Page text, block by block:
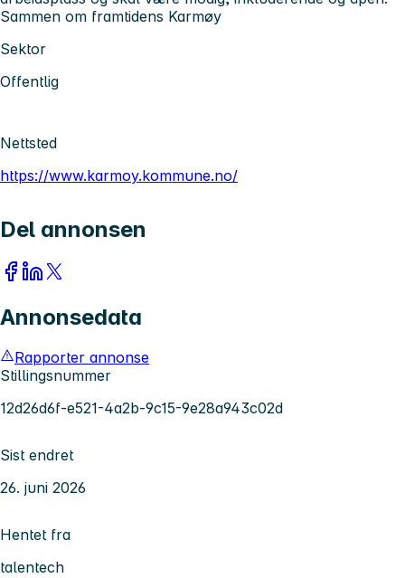
Sammen om framtidens Karmøy
Sektor
Offentlig
Nettsted
https://www.karmoy.kommune.no/
Del annonsen
Annonsedata
Rapporter annonse
Stillingsnummer
12d26d6f-e521-4a2b-9c15-9e28a943c02d
Sist endret
26. juni 2026
Hentet fra
talentech